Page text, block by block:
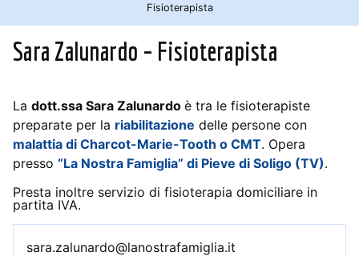
Fisioterapista
Sara Zalunardo – Fisioterapista
La dott.ssa Sara Zalunardo è tra le fisioterapiste
preparate per la riabilitazione delle persone con
malattia di Charcot-Marie-Tooth o CMT. Opera
presso “La Nostra Famiglia” di Pieve di Soligo (TV).
Presta inoltre servizio di fisioterapia domiciliare in
partita IVA.
sara.zalunardo@lanostrafamiglia.it